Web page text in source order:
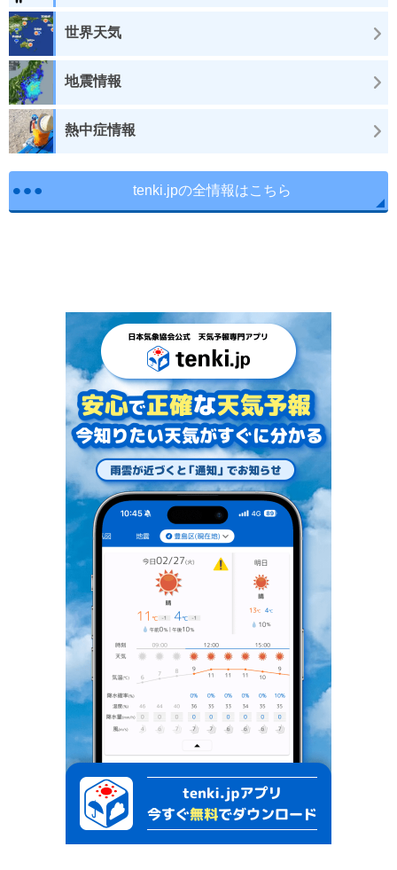
世界天気
地震情報
熱中症情報
tenki.jpの全情報はこちら